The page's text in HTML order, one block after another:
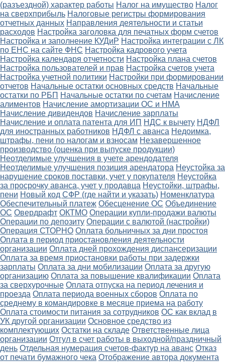
(разъездной) характер работы Налог на имущество Налог
на сверхприбыль Налоговые регистры формирования
отчетных данных Направления деятельности и статьи
расходов Настройка заголовка для печатных форм счетов
Настройка и заполнение КУДиР Настройка интеграции с ЛК
по ЕНС на сайте ФНС Настройка кадрового учета
Настройка календаря отчетности Настройка плана счетов
Настройка пользователей и прав Настройка счетов учета
Настройка учетной политики Настройки при формировании
отчетов Начальные остатки основных средств Начальные
остатки по РБП Начальные остатки по счетам Начисление
алиментов Начисление амортизации ОС и НМА
Начисление дивидендов Начисление зарплаты
Начисление и оплата патента для ИП НДС к вычету НДФЛ
для иностранных работников НДФЛ с аванса Недоимка,
штрафы, пени по налогам и взносам Незавершенное
производство (оценка при выпуске продукции)
Неотделимые улучшения в учете арендодателя
Неотделимые улучшения позиция арендатора Неустойка за
нарушение сроков поставки, учет у покупателя Неустойка
за просрочку аванса, учет у продавца Неустойки, штрафы,
пени Новый код СФР (где найти и указать) Номенклатура
Обеспечительный платеж Обесценение ОС Объединение
ОС Овердрафт ОКТМО Операции купли-продажи валюты
Операции по депозиту Операции с валютой (настройки)
Операция СТОРНО Оплата больничных за дни простоя
Оплата в период приостановления деятельности
организации Оплата дней прохождения диспансеризации
Оплата за время приостановки работы при задержки
зарплаты Оплата за дни мобилизации Оплата за другую
организацию Оплата за повышение квалификации Оплата
за сверхурочные Оплата отпуска на период лечения и
проезда Оплата периода военных сборов Оплата по
среднему в командировке в месяце приема на работу
Оплата стоимости питания за сотрудников ОС как вклад в
УК другой организации Основное средство из
комплектующих Остатки на складе Ответственные лица
организации Отгул в счет работы в выходной/праздничный
день Отдельная нумерация счетов-фактур на аванс Отказ
от печати бумажного чека Отображение автора документа